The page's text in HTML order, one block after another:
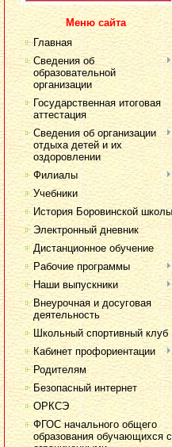
Меню сайта
Главная
Сведения об
образовательной
организации
Государственная итоговая
аттестация
Сведения об организации
отдыха детей и их
оздоровлении
Филиалы
Учебники
История Боровинской школы
Электронный дневник
Дистанционное обучение
Рабочие программы
Наши выпускники
Внеурочная и досуговая
деятельность
Школьный спортивный клуб
Кабинет профориентации
Родителям
Безопасный интернет
ОРКСЭ
ФГОС начального общего
образования обучающихся с